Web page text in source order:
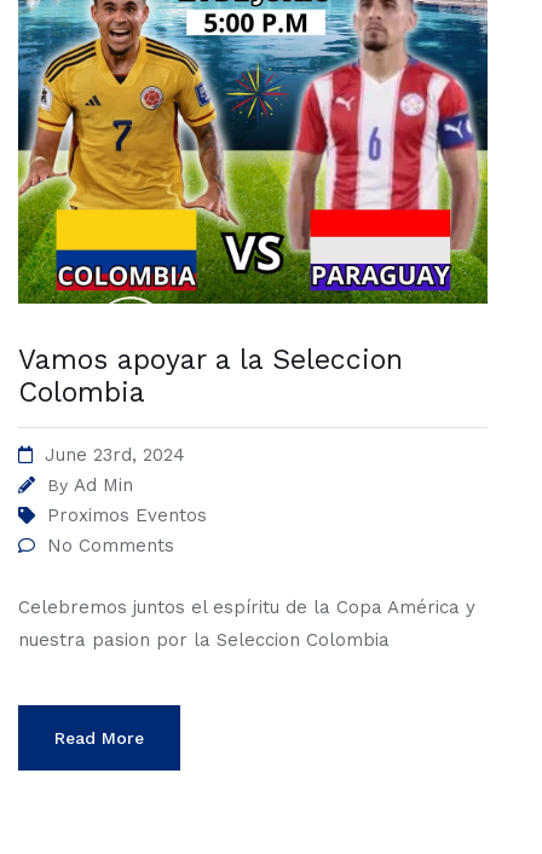
Vamos apoyar a la Seleccion
Colombia
June 23rd, 2024
By Ad Min
Proximos Eventos
No Comments
Celebremos juntos el espíritu de la Copa América y
nuestra pasion por la Seleccion Colombia
Read More